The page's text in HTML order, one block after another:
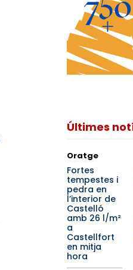
Últimes
Oratge
Fortes
tempestes i
pedra en
l’interior de
Castelló
amb 26 l/m²
a
Castellfort
en mitja
hora